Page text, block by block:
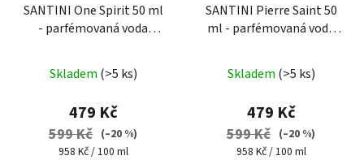
SANTINI One Spirit 50 ml
- parfémovaná voda
hodnocení
produktu
je
5,0
Skladem (>5 ks)
479 Kč
599 Kč (–20 %)
Měrná
958 Kč / 100 ml
SANTINI Pierre Saint 50
ml - parfémovaná voda
hodnocení
produktu
je
5,0
Skladem (>5 ks)
479 Kč
599 Kč (–20 %)
Měrná
958 Kč / 100 ml